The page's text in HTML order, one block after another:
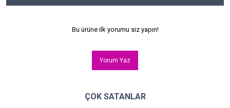
Bu ürüne ilk yorumu siz yapın!
Yorum Yaz
ÇOK SATANLAR